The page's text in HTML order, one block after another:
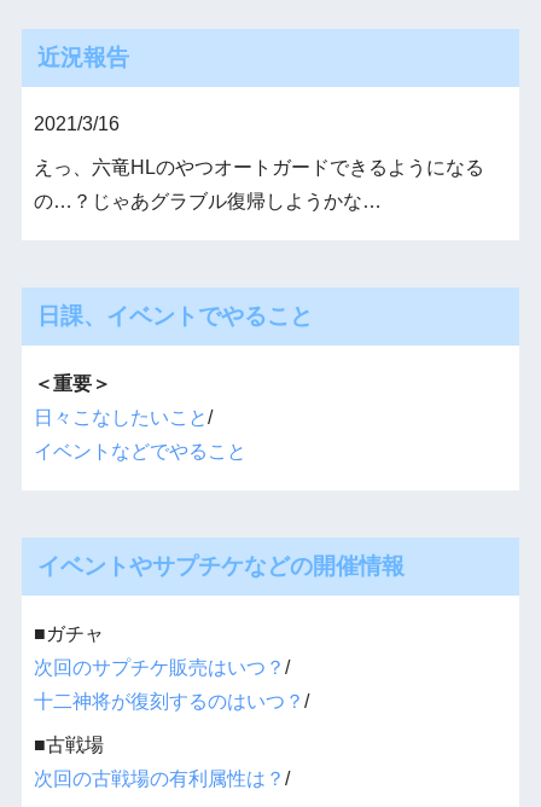
近況報告
2021/3/16
えっ、六竜HLのやつオートガードできるようになる
の…？じゃあグラブル復帰しようかな…
日課、イベントでやること
＜重要＞
日々こなしたいこと/
イベントなどでやること
イベントやサプチケなどの開催情報
■ガチャ
次回のサプチケ販売はいつ？ /
十二神将が復刻するのはいつ？ /
■古戦場
次回の古戦場の有利属性は？ /